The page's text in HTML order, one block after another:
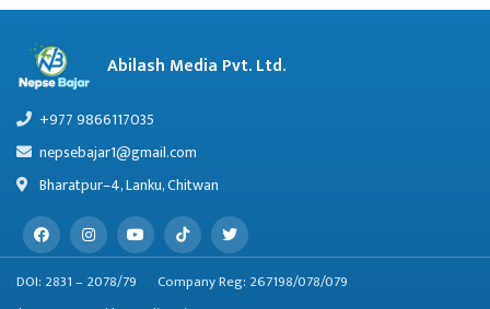
Abilash Media Pvt. Ltd.
+977 9866117035
nepsebajar1@gmail.com
Bharatpur–4, Lanku, Chitwan
DOI: 2831 – 2078/79
Company Reg: 267198/078/079